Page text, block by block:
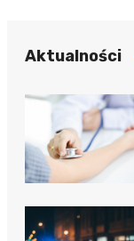
Aktualności